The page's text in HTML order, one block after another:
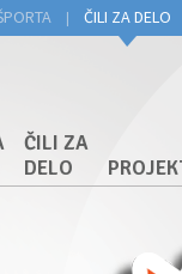
| ČILI ZA DELO
ČILI ZA
DELO